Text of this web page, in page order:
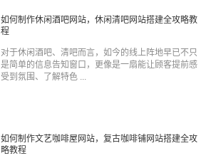
如何制作休闲酒吧网站，休闲清吧网站搭建全攻略教
程
对于休闲酒吧、清吧而言，如今的线上阵地早已不只
是简单的信息告知窗口，更像是一扇能让顾客提前感
受到氛围、了解特色 ...
如何制作文艺咖啡屋网站，复古咖啡铺网站搭建全攻
略教程